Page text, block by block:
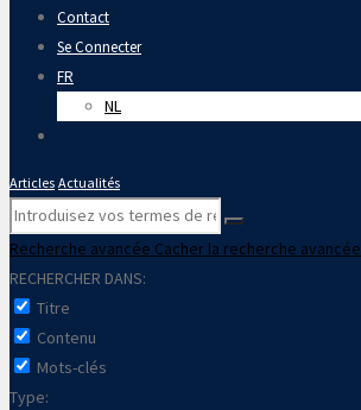
Contact
Se Connecter
FR
NL
Articles Actualités
Recherche avancée Cacher la recherche avancée
RECHERCHER DANS:
Titre
Contenu
Mots-clés
Type: